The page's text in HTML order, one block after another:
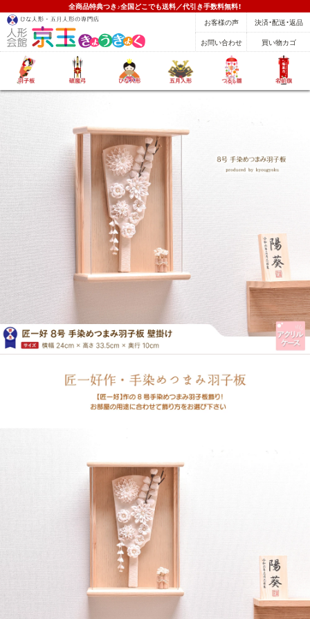
全商品特典つき♪全国どこでも送料／代引き手数料無料！
お客様の声
決済・配送・返品
お問い合わせ
買い物カゴ